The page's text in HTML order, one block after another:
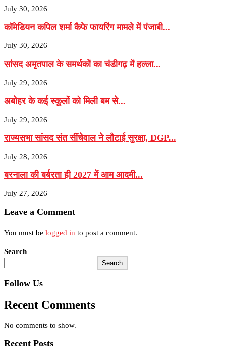
July 30, 2026
कॉमेडियन कपिल शर्मा कैफे फायरिंग मामले में पंजाबी...
July 30, 2026
सांसद अमृतपाल के समर्थकों का चंडीगढ़ में हल्ला...
July 29, 2026
अबोहर के कई स्कूलों को मिली बम से...
July 29, 2026
राज्यसभा सांसद संत सींचेवाल ने लौटाई सुरक्षा, DGP...
July 28, 2026
बरनाला की बर्बरता ही 2027 में आम आदमी...
July 27, 2026
Leave a Comment
You must be logged in to post a comment.
Search
Search
Follow Us
Recent Comments
No comments to show.
Recent Posts